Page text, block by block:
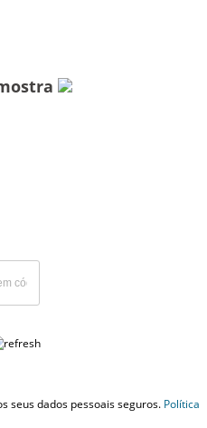
seus dados pessoais seguros. Política